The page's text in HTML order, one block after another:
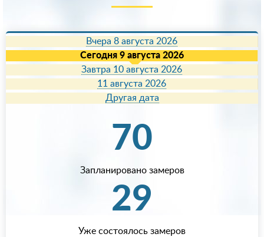
Вчера 8 августа 2026
Сегодня 9 августа 2026
Завтра 10 августа 2026
11 августа 2026
Другая дата
70
Запланировано замеров
29
Уже состоялось замеров